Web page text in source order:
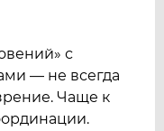
с
— не всегда
Чаще к